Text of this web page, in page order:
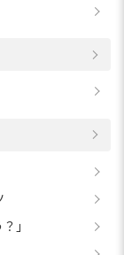
」